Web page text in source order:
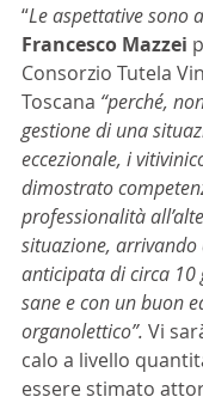
“Le aspettative sono
Francesco Mazzei
Consorzio Tutela
Toscana “perché,
gestione di una
eccezionale, i
dimostrato
professionalità
situazione,
anticipata di circa 10
sane e con un buon
organolettico”. Vi
calo a livello
essere stimato